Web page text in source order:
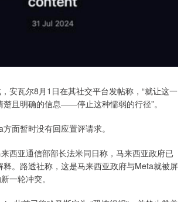
瓦尔8月1日在其社交平台发帖称，“就让这一
且明确的信息——停止这种懦弱的行径”。
暂时没有回应置评请求。
亚通信部部长法米同日称，马来西亚政府已
。路透社称，这是马来西亚政府与Meta就被屏
一轮冲突。